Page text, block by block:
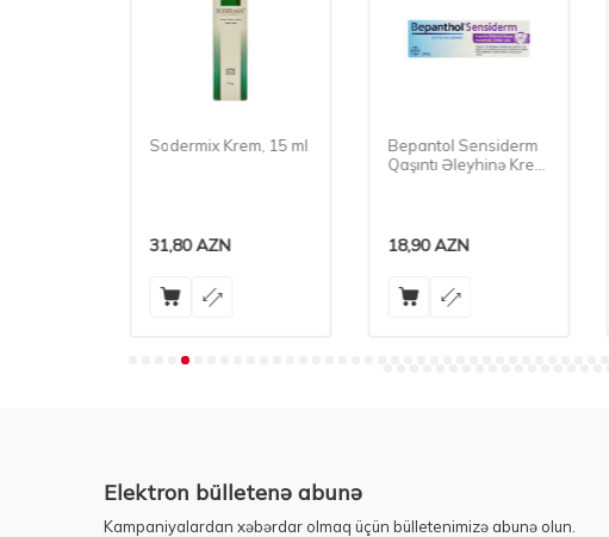
Sodermix Krem, 15 ml
31,80AZN
Bepantol Sensiderm
Qaşıntı Əleyhinə Krem
18,90AZN
Elektron bülletenə abunə
Kampaniyalardan xəbərdar olmaq üçün bülletenimizə abunə olun.